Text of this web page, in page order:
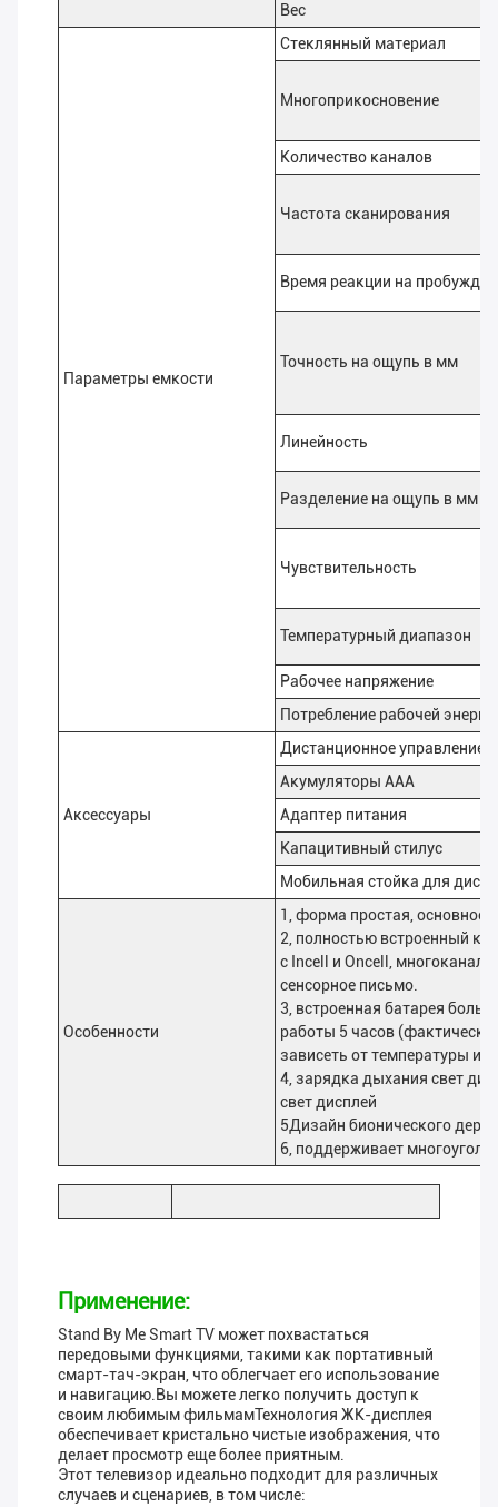
Вес
Параметры емкости
Стеклянный материал
Многоприкосновение
Количество каналов
Частота сканирования
Время реакции на
Точность на ощупь в мм
Линейность
Разделение на ощупь в мм
Чувствительность
Температурный диапазон
Рабочее напряжение
Потребление рабочей
Аксессуары
Дистанционное управление
Акумуляторы AAA
Адаптер питания
Капацитивный стилус
Мобильная стойка для
Особенности
1, форма простая, основное
2, полностью встроенный
с Incell и Oncell,
сенсорное письмо.
3, встроенная батарея
работы 5 часов
зависеть от температуры и
4, зарядка дыхания свет
свет дисплей
5Дизайн бионического
6, поддерживает
Применение:
Stand By Me Smart TV может похвастаться
передовыми функциями, такими как портативный
смарт-тач-экран, что облегчает его использование
и навигацию.Вы можете легко получить доступ к
своим любимым фильмамТехнология ЖК-дисплея
обеспечивает кристально чистые изображения, что
делает просмотр еще более приятным.
Этот телевизор идеально подходит для различных
случаев и сценариев, в том числе: